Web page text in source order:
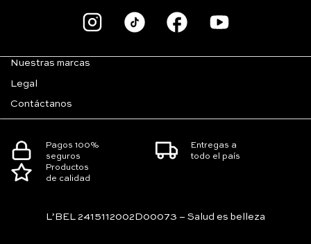
Nuestras marcas
Legal
Contáctanos
Pagos 100%
seguros
Entregas a
todo el país
Productos
de calidad
L’BEL 2415112002D00073 – Salud es belleza